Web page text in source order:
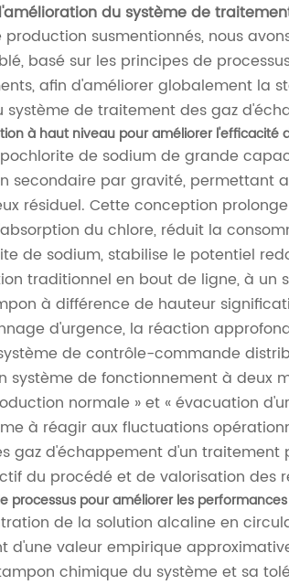
du système de
susmentionnés, nous
basé sur les principes de
afin d'améliorer globalement la
système de traitement des gaz
à haut niveau pour améliorer l'efficacité
de sodium de grande
secondaire par gravité, permettant
résiduel. Cette conception
du chlore, réduit la
de sodium, stabilise le potentiel
traditionnel en bout de ligne, à un
à différence de hauteur
d'urgence, la réaction
de contrôle-commande
système de fonctionnement à deux
normale » et « évacuation
à réagir aux fluctuations
gaz d'échappement d'un traitement
du procédé et de valorisation des
processus pour améliorer les
de la solution alcaline en
d'une valeur empirique
chimique du système et sa